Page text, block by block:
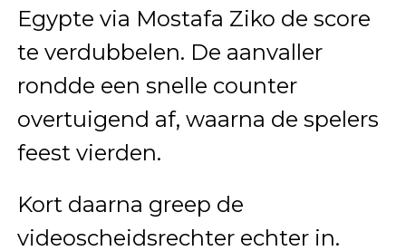
Egypte via Mostafa Ziko de score
te verdubbelen. De aanvaller
rondde een snelle counter
overtuigend af, waarna de spelers
feest vierden.
Kort daarna greep de
videoscheidsrechter echter in.